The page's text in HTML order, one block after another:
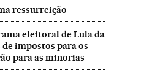
ressurreição
eleitoral de Lula da
impostos para os
para as minorias